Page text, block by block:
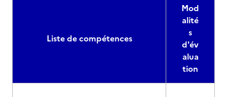
Liste de compétences
Mod
alité
s
d'év
alua
tion